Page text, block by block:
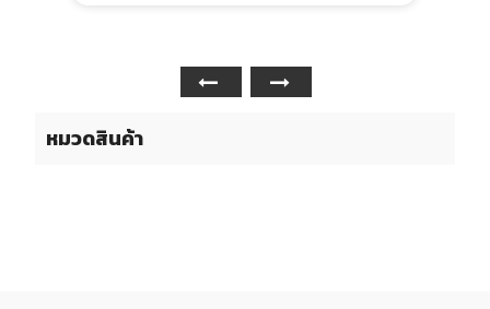
หมวดสินค้า